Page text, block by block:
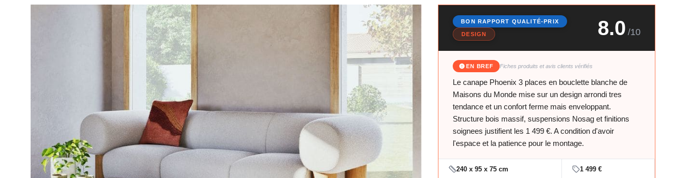
BON RAPPORT QUALITÉ-PRIX
DESIGN 8.0 /10
EN BREF Fiches produits et avis clients vérifiés
Le canape Phoenix 3 places en bouclette blanche de
Maisons du Monde mise sur un design arrondi tres
tendance et un confort ferme mais enveloppant.
Structure bois massif, suspensions Nosag et finitions
soignees justifient les 1 499 €. A condition d'avoir
l'espace et la patience pour le montage.
240 x 95 x 75 cm 1 499 €